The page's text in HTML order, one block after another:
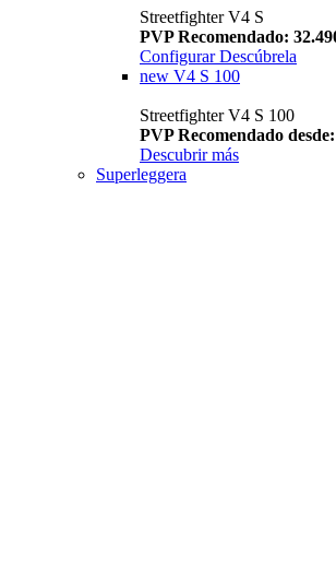
Streetfighter V4 S
PVP Recomendado:
Configurar Descúbrela
new V4 S 100
Streetfighter V4 S 100
PVP Recomendado
Descubrir más
Superleggera